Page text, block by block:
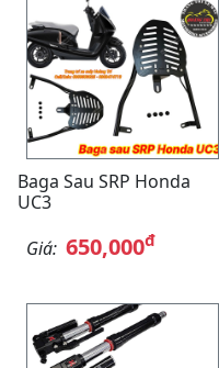
Baga Sau SRP Honda
UC3
Giá: 650,000đ